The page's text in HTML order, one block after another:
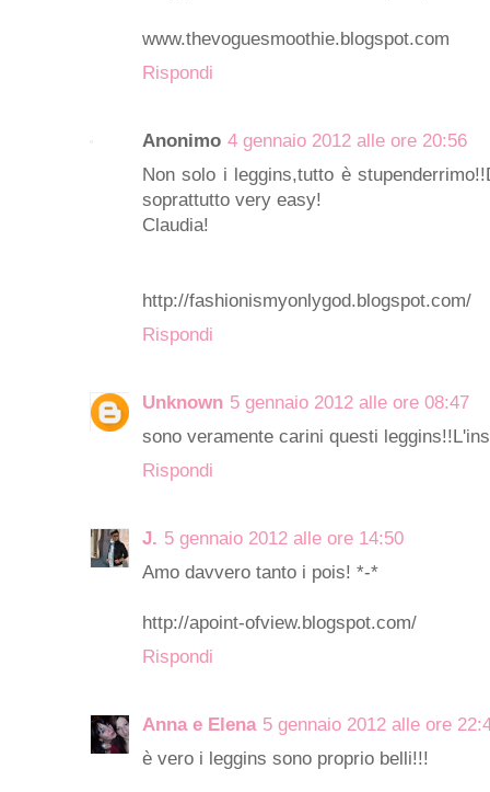
www.thevoguesmoothie.blogspot.com
Rispondi
Anonimo 4 gennaio 2012 alle ore 20:56
Non solo i leggins,tutto è
soprattutto very easy!
Claudia!
http://fashionismyonlygod.blogspot.com/
Rispondi
Unknown 5 gennaio 2012 alle ore 08:47
sono veramente carini questi
Rispondi
J. 5 gennaio 2012 alle ore 14:50
Amo davvero tanto i pois! *-*
http://apoint-ofview.blogspot.com/
Rispondi
Anna e Elena 5 gennaio 2012 alle ore
è vero i leggins sono proprio belli!!!